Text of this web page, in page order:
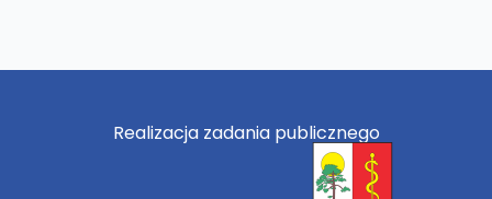
Realizacja zadania publicznego